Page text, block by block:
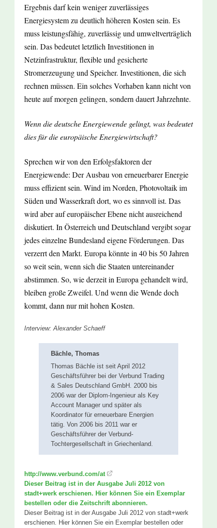
Ergebnis darf kein weniger zuverlässiges
Energiesystem zu deutlich höheren Kosten sein. Es
muss leistungsfähig, zuverlässig und umweltverträglich
sein. Das bedeutet letztlich Investitionen in
Netzinfrastruktur, flexible und gesicherte
Stromerzeugung und Speicher. Investitionen, die sich
rechnen müssen. Ein solches Vorhaben kann nicht von
heute auf morgen gelingen, sondern dauert Jahrzehnte.
Wenn die deutsche Energiewende gelingt, was bedeutet
dies für die europäische Energiewirtschaft?
Sprechen wir von den Erfolgsfaktoren der
Energiewende: Der Ausbau von erneuerbarer Energie
muss effizient sein. Wind im Norden, Photovoltaik im
Süden und Wasserkraft dort, wo es sinnvoll ist. Das
wird aber auf europäischer Ebene nicht ausreichend
diskutiert. In Österreich und Deutschland vergibt sogar
jedes einzelne Bundesland eigene Förderungen. Das
verzerrt den Markt. Europa könnte in 40 bis 50 Jahren
so weit sein, wenn sich die Staaten untereinander
abstimmen. So, wie derzeit in Europa gehandelt wird,
bleiben große Zweifel. Und wenn die Wende doch
kommt, dann nur mit hohen Kosten.
Interview: Alexander Schaeff
Bächle, Thomas
Thomas Bächle ist seit April 2012
Geschäftsführer bei der Verbund Trading
& Sales Deutschland GmbH. 2000 bis
2006 war der Diplom-Ingenieur als Key
Account Manager und später als
Koordinator für erneuerbare Energien
tätig. Von 2006 bis 2011 war er
Geschäftsführer der Verbund-
Tochtergesellschaft in Griechenland.
http://www.verbund.com/at
Dieser Beitrag ist in der Ausgabe Juli 2012 von
stadt+werk erschienen. Hier können Sie ein Exemplar
bestellen oder die Zeitschrift abonnieren.
Dieser Beitrag ist in der Ausgabe Juli 2012 von stadt+werk
erschienen. Hier können Sie ein Exemplar bestellen oder